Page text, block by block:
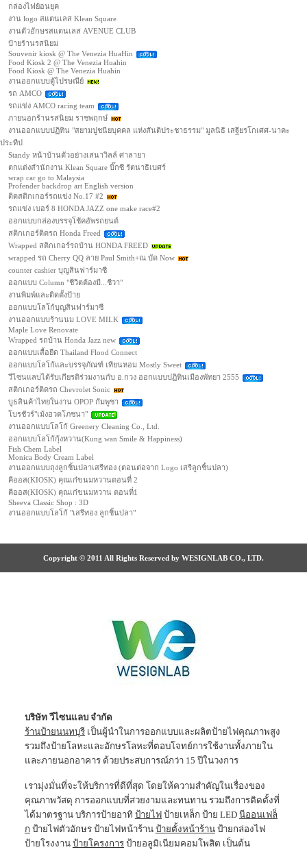
กล่องไฟย้อนยุค
งาน logo สแตนเลส Klean Square
งานตัวอักษรสแตนเลส AVENUE CLUB
ป้ายร้านรสนิยม
Souvenir kiosk @ The Venezia HuaHin
Food Kiosk 2 @ The Venezia Huahin
Food Kiosk @ The Venezia Huahin
งานออกแบบตู้ไปรษณีย์
รถ AMCO
รถแข่ง AMCO racing team
ภายนอกร้านรสนิยม ราชพฤกษ์
งานออกแบบปฏิทิน "สยามปูชนียบุคคล แห่งสันติประชาธรรม" มูลนิธิ เสฐียรโกเศศ-นาคะ
ประทีป
Standy หน้าบ้านตัวอย่างเสนาวิลล์ ศาลายา
ตกแต่งสำนักงาน Klean Square บิ๊กซี รัตนาธิเบศร์
wrap car go to Malaysia
Profender backdrop art English version
ติดสติกเกอร์รถแข่ง No.17 #2
รถแข่ง เบอร์ 8 HONDA JAZZ one make race#2
ออกแบบกล่องบรรจุโช้คอัพรถยนต์
สติกเกอร์ติดรถ Honda Freed
Wrapped สติกเกอร์รถบ้าน HONDA FREED
wrapped รถ Cherry QQ ลาย Paul Smith+ณ บัด Now
counter cashier บุญสินฟาร์มาซี
ออกแบบ Column "ชีวิตต้องมี...ชีวา"
งานพิมพ์และติดตั้งป้าย
ออกแบบโลโก้บุญสินฟาร์มาซี
งานออกแบบร้านนม LOVE MILK
Maple Love Renovate
Wrapped รถบ้าน Honda Jazz new
ออกแบบเสื้อยืด Thailand Flood Connect
ออกแบบโลโก้และบรรจุภัณฑ์ เทียนหอม Mostly Sweet
วีไซนแลบได้รับเกียรติร่วมงานกับ อ.กวง ออกแบบปฏิทินเมืองพัทยา 2555
สติกเกอร์ติดรถ Chevrolet Sonic
บูธสินค้าไทยในงาน OPOP กัมพูชา
โบรชัวร์"เม้งฮวดโภชนา"
งานออกแบบโลโก้ Greenery Cleaning Co., Ltd.
ออกแบบโลโก้กุ้งหวาน(Kung wan Smile & Happiness)
Fish Chem Label
Monica Body Cream Label
งานออกแบบถุงลูกชิ้นปลาเสรีทอง (ตอนต่อจาก Logo เสรีลูกชิ้นปลา)
คีออส(KIOSK) คุณเก๋ขนมหวานตอนที่ 2
คีออส(KIOSK) คุณเก๋ขนมหวาน ตอนที่1
Sheeva Classic Shop : 3D
งานออกแบบโลโก้ "เสรีทอง ลูกชิ้นปลา"
Copyright © 2011 All Rights Reserved by WESIGNLAB CO., LTD.
บริษัท วีไซนแลบ จำกัด
ร้านป้ายนนทบุรีเป็นผู้นำในการออกแบบและผลิตป้ายไฟคุณภาพสูง
รวมถึงป้ายโลหะและอักษรโลหะที่ตอบโจทย์การใช้งานทั้งภายใน
และภายนอกอาคาร ด้วยประสบการณ์กว่า 15 ปีในวงการ
เรามุ่งมั่นที่จะให้บริการที่ดีที่สุด โดยให้ความสำคัญในเรื่องของ
คุณภาพวัสดุ การออกแบบที่สวยงามและทนทาน รวมถึงการติดตั้งที่
ได้มาตรฐาน บริการป้ายอาทิ ป้ายไฟ ป้ายเหล็ก ป้าย LED นีออนเฟล็
ก ป้ายไฟตัวอักษร ป้ายไฟหน้าร้าน ป้ายตั้งหน้าร้านป้ายกล่องไฟ
ป้ายโรงงาน ป้ายโครงการป้ายอลูมิเนียมคอมโพสิต เป็นต้น